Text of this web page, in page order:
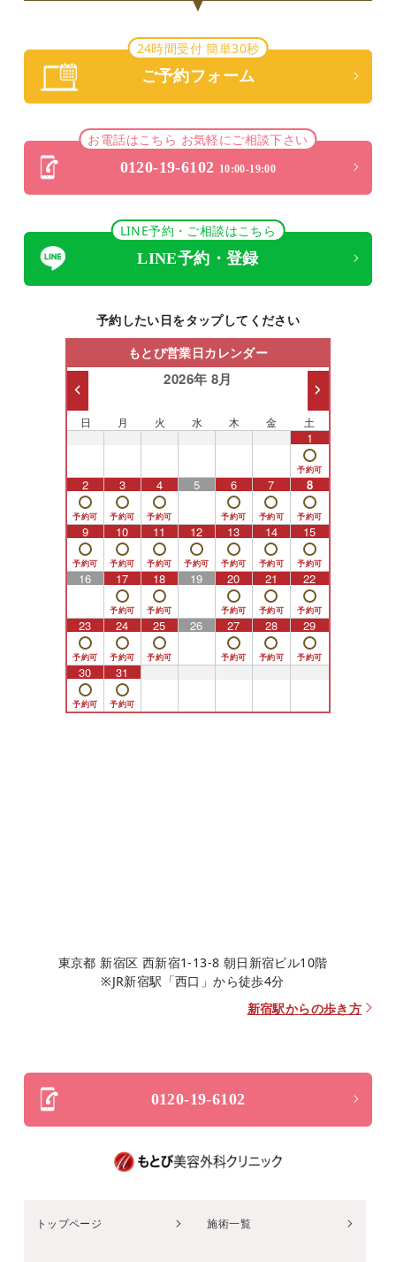
24時間受付 簡単30秒
ご予約フォーム
お電話はこちら お気軽にご相談下さい
0120-19-6102 10:00-19:00
LINE予約・ご相談はこちら
LINE予約・登録
予約したい日をタップしてください
もとび営業日カレンダー
2026年 8月
日 月 火 水 木 金 土
1
2 3 4 5 6 7 8
9 10 11 12 13 14 15
16 17 18 19 20 21 22
23 24 25 26 27 28 29
30 31
東京都 新宿区 西新宿1-13-8 朝日新宿ビル10階
※JR新宿駅「西口」から徒歩4分
新宿駅からの歩き方
0120-19-6102
トップページ 施術一覧